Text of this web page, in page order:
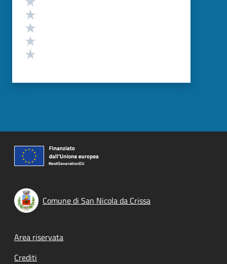
Comune di San Nicola da Crissa
Footer menu
Area riservata
Crediti